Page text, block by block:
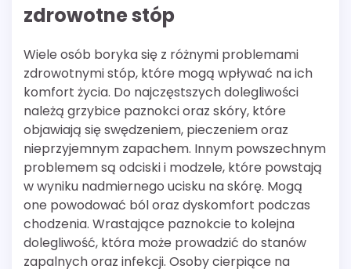
zdrowotne stóp
Wiele osób boryka się z różnymi problemami
zdrowotnymi stóp, które mogą wpływać na ich
komfort życia. Do najczęstszych dolegliwości
należą grzybice paznokci oraz skóry, które
objawiają się swędzeniem, pieczeniem oraz
nieprzyjemnym zapachem. Innym powszechnym
problemem są odciski i modzele, które powstają
w wyniku nadmiernego ucisku na skórę. Mogą
one powodować ból oraz dyskomfort podczas
chodzenia. Wrastające paznokcie to kolejna
dolegliwość, która może prowadzić do stanów
zapalnych oraz infekcji. Osoby cierpiące na